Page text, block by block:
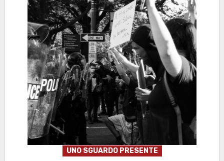
UNO SGUARDO PRESENTE